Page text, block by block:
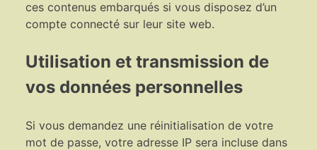
ces contenus embarqués si vous disposez d’un
compte connecté sur leur site web.
Utilisation et transmission de
vos données personnelles
Si vous demandez une réinitialisation de votre
mot de passe, votre adresse IP sera incluse dans